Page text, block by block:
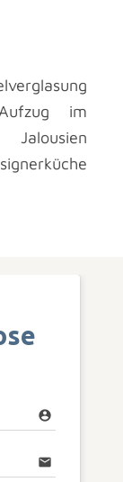
im
account_circle
email